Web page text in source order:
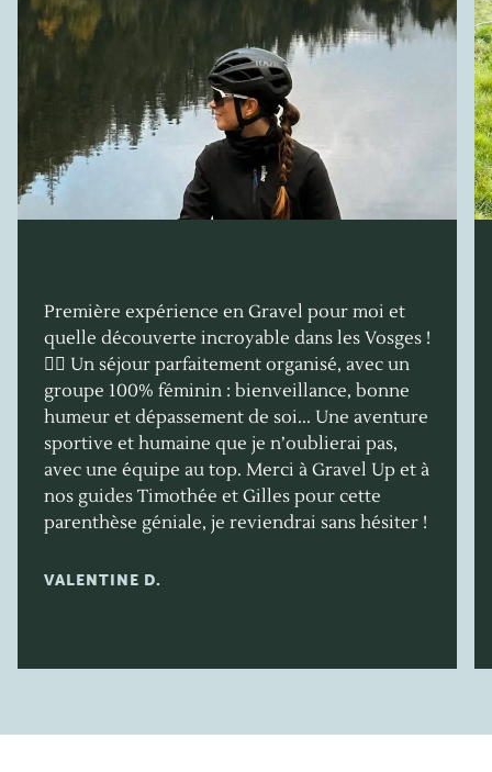
Première expérience en Gravel pour moi et
quelle découverte incroyable dans les Vosges !
🚴‍♀️ Un séjour parfaitement organisé, avec un
groupe 100% féminin : bienveillance, bonne
humeur et dépassement de soi... Une aventure
sportive et humaine que je n’oublierai pas,
avec une équipe au top. Merci à Gravel Up et à
nos guides Timothée et Gilles pour cette
parenthèse géniale, je reviendrai sans hésiter !
VALENTINE D.